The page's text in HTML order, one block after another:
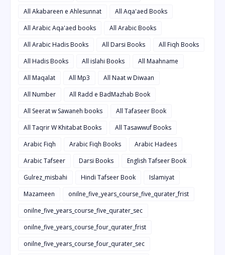
All Akabareen e Ahlesunnat
All Aqa'aed Books
All Arabic Aqa'aed books
All Arabic Books
All Arabic Hadis Books
All Darsi Books
All Fiqh Books
All Hadis Books
All islahi Books
All Maahname
All Maqalat
All Mp3
All Naat w Diwaan
All Number
All Radd e BadMazhab Book
All Seerat w Sawaneh books
All Tafaseer Book
All Taqrir W Khitabat Books
All Tasawwuf Books
Arabic Fiqh
Arabic Fiqh Books
Arabic Hadees
Arabic Tafseer
Darsi Books
English Tafseer Book
Gulrez_misbahi
Hindi Tafseer Book
Islamiyat
Mazameen
onilne_five_years_course_five_qurater_frist
onilne_five_years_course_five_qurater_sec
onilne_five_years_course_four_qurater_frist
onilne_five_years_course_four_qurater_sec